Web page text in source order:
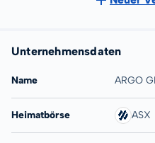
Unternehmensdaten
Name ARGO
Heimatbörse ASX